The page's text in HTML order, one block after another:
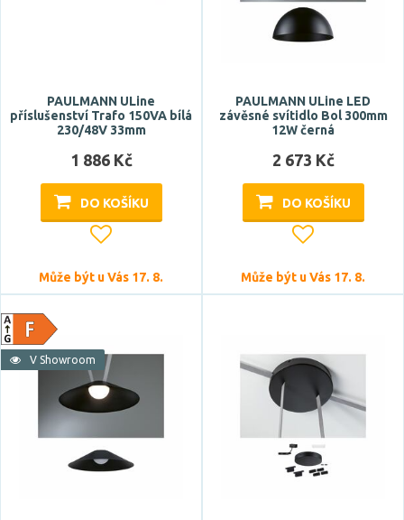
PAULMANN ULine
příslušenství Trafo 150VA bílá
230/48V 33mm
1 886 Kč
DO KOŠÍKU
Může být u Vás 17. 8.
PAULMANN ULine LED
závěsné svítidlo Bol 300mm
12W černá
2 673 Kč
DO KOŠÍKU
Může být u Vás 17. 8.
V Showroom